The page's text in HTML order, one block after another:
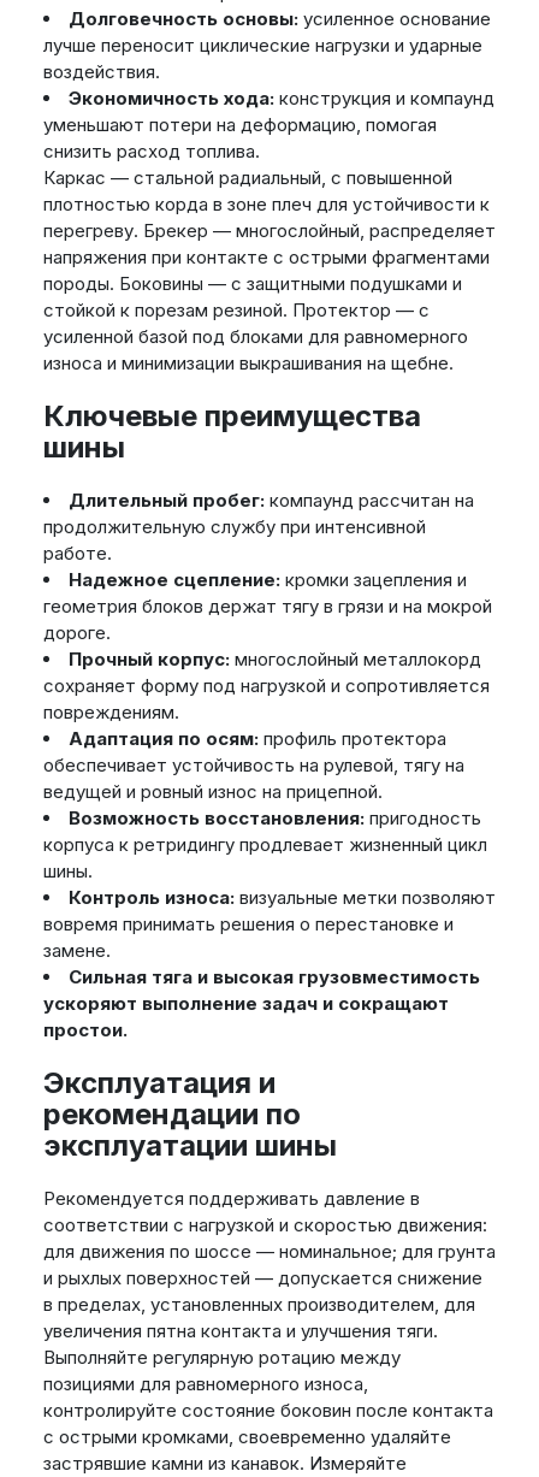
Долговечность основы:усиленное основание
лучше переносит циклические нагрузки и ударные
воздействия.
Экономичность хода:конструкция и компаунд
уменьшают потери на деформацию, помогая
снизить расход топлива.
Каркас — стальной радиальный, с повышенной
плотностью корда в зоне плеч для устойчивости к
перегреву. Брекер — многослойный, распределяет
напряжения при контакте с острыми фрагментами
породы. Боковины — с защитными подушками и
стойкой к порезам резиной. Протектор — с
усиленной базой под блоками для равномерного
износа и минимизации выкрашивания на щебне.
Ключевые преимущества
шины
Длительный пробег:компаунд рассчитан на
продолжительную службу при интенсивной
работе.
Надежное сцепление:кромки зацепления и
геометрия блоков держат тягу в грязи и на мокрой
дороге.
Прочный корпус:многослойный металлокорд
сохраняет форму под нагрузкой и сопротивляется
повреждениям.
Адаптация по осям:профиль протектора
обеспечивает устойчивость на рулевой, тягу на
ведущей и ровный износ на прицепной.
Возможность восстановления:пригодность
корпуса к ретридингу продлевает жизненный цикл
шины.
Контроль износа:визуальные метки позволяют
вовремя принимать решения о перестановке и
замене.
Сильная тяга и высокая грузовместимость
ускоряют выполнение задач и сокращают
простои.
Эксплуатация и
рекомендации по
эксплуатации шины
Рекомендуется поддерживать давление в
соответствии с нагрузкой и скоростью движения:
для движения по шоссе — номинальное; для грунта
и рыхлых поверхностей — допускается снижение
в пределах, установленных производителем, для
увеличения пятна контакта и улучшения тяги.
Выполняйте регулярную ротацию между
позициями для равномерного износа,
контролируйте состояние боковин после контакта
с острыми кромками, своевременно удаляйте
застрявшие камни из канавок. Измеряйте